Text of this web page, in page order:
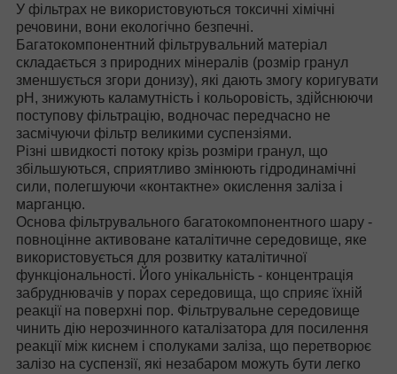
У фільтрах не використовуються токсичні хімічні
речовини, вони екологічно безпечні.
Багатокомпонентний фільтрувальний матеріал
складається з природних мінералів (розмір гранул
зменшується згори донизу), які дають змогу коригувати
pH, знижують каламутність і кольоровість, здійснюючи
поступову фільтрацію, водночас передчасно не
засмічуючи фільтр великими суспензіями.
Різні швидкості потоку крізь розміри гранул, що
збільшуються, сприятливо змінюють гідродинамічні
сили, полегшуючи «контактне» окислення заліза і
марганцю.
Основа фільтрувального багатокомпонентного шару -
повноцінне активоване каталітичне середовище, яке
використовується для розвитку каталітичної
функціональності. Його унікальність - концентрація
забруднювачів у порах середовища, що сприяє їхній
реакції на поверхні пор. Фільтрувальне середовище
чинить дію нерозчинного каталізатора для посилення
реакції між киснем і сполуками заліза, що перетворює
залізо на суспензії, які незабаром можуть бути легко